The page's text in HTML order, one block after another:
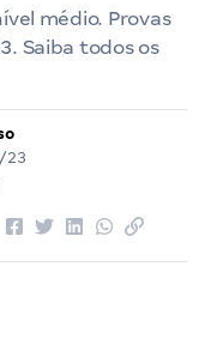
médio. Provas
Saiba todos os
23